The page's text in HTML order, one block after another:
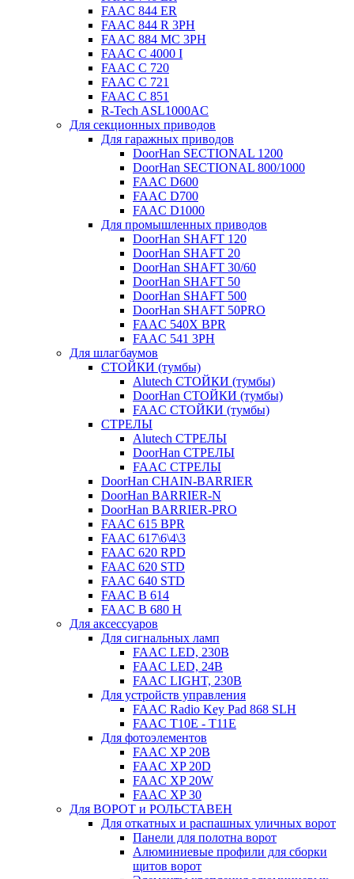
FAAC 844 ER
FAAC 844 R 3PH
FAAC 884 MC 3PH
FAAC C 4000 I
FAAC C 720
FAAC C 721
FAAC C 851
R-Tech ASL1000AC
Для секционных приводов
Для гаражных приводов
DoorHan SECTIONAL 1200
DoorHan SECTIONAL 800/1000
FAAC D600
FAAC D700
FAAC D1000
Для промышленных приводов
DoorHan SHAFT 120
DoorHan SHAFT 20
DoorHan SHAFT 30/60
DoorHan SHAFT 50
DoorHan SHAFT 500
DoorHan SHAFT 50PRO
FAAC 540X BPR
FAAC 541 3PH
Для шлагбаумов
СТОЙКИ (тумбы)
Alutech СТОЙКИ (тумбы)
DoorHan СТОЙКИ (тумбы)
FAAC СТОЙКИ (тумбы)
СТРЕЛЫ
Alutech СТРЕЛЫ
DoorHan СТРЕЛЫ
FAAC СТРЕЛЫ
DoorHan CHAIN-BARRIER
DoorHan BARRIER-N
DoorHan BARRIER-PRO
FAAC 615 BPR
FAAC 617\6\4\3
FAAC 620 RPD
FAAC 620 STD
FAAC 640 STD
FAAC B 614
FAAC B 680 H
Для аксессуаров
Для сигнальных ламп
FAAC LED, 230B
FAAC LED, 24B
FAAC LIGHT, 230B
Для устройств управления
FAAC Radio Key Pad 868 SLH
FAAC T10E - T11E
Для фотоэлементов
FAAC XP 20B
FAAC XP 20D
FAAC XP 20W
FAAC XP 30
Для ВОРОТ и РОЛЬСТАВЕН
Для откатных и распашных уличных ворот
Панели для полотна ворот
Алюминиевые профили для сборки
щитов ворот